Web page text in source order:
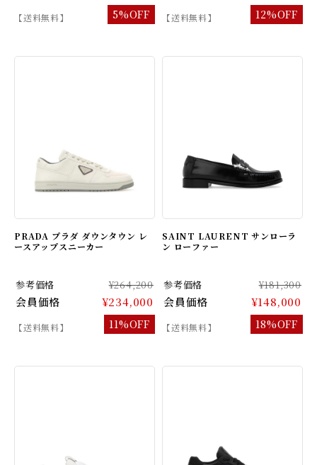
【送料無料】 5%OFF 【送料無料】 12%OFF
PRADA プラダ ダウンタウン レ
ースアップスニーカー
参考価格 ¥264,200
会員価格 ¥234,000
【送料無料】 11%OFF
SAINT LAURENT サンローラ
ン ローファー
参考価格 ¥181,300
会員価格 ¥148,000
【送料無料】 18%OFF